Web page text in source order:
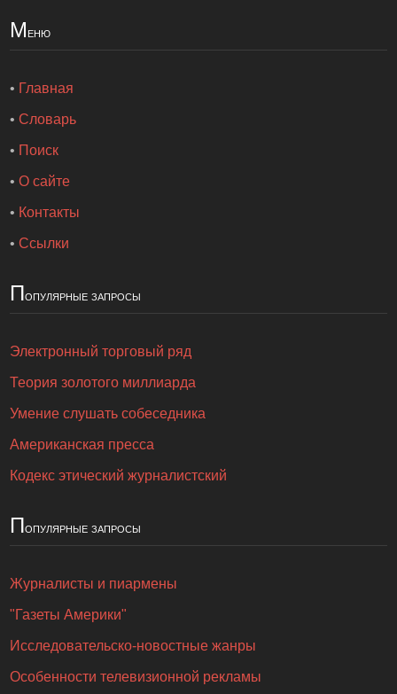
Меню
• Главная
•Словарь
• Поиск
•О сайте
• Контакты
•Ссылки
Популярные запросы
Электронный торговый ряд
Теория золотого миллиарда
Умение слушать собеседника
Американская пресса
Кодекс этический журналистский
Популярные запросы
Журналисты и пиармены
"Газеты Америки"
Исследовательско-новостные жанры
Особенности телевизионной рекламы